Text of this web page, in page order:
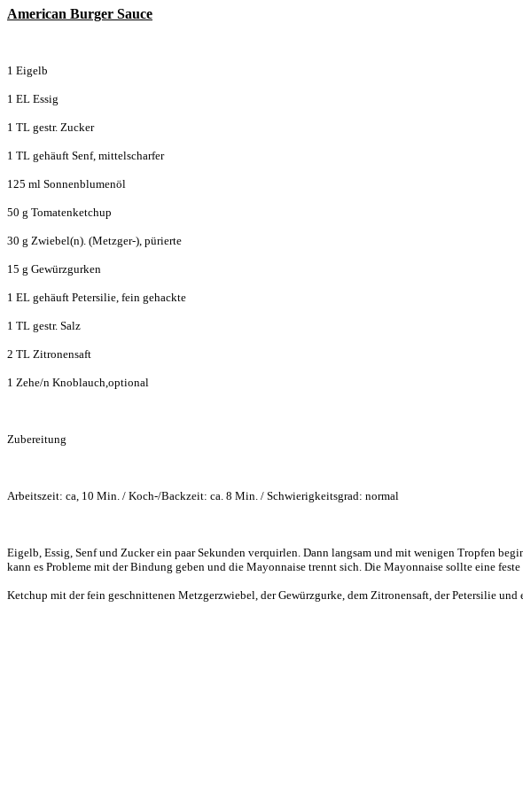
American Burger Sauce
1 Eigelb
1 EL Essig
1 TL gestr. Zucker
1 TL gehäuft Senf, mittelscharfer
125 ml Sonnenblumenöl
50 g Tomatenketchup
30 g Zwiebel(n). (Metzger-), pürierte
15 g Gewürzgurken
1 EL gehäuft Petersilie, fein gehackte
1 TL gestr. Salz
2 TL Zitronensaft
1 Zehe/n Knoblauch,optional
Zubereitung
Arbeitszeit: ca, 10 Min. / Koch-/Backzeit: ca. 8 Min. / Schwierigkeitsgrad: normal
Eigelb, Essig, Senf und Zucker ein paar Sekunden verquirlen. Dann langsam und mit wenigen Tropfen
kann es Probleme mit der Bindung geben und die Mayonnaise trennt sich. Die Mayonnaise sollte eine
Ketchup mit der fein geschnittenen Metzgerzwiebel, der Gewürzgurke, dem Zitronensaft, der Petersilie